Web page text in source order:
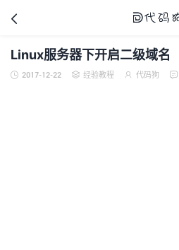

Linux服务器下开启二级域名
 2017-12-22  经验教程  代码狗 